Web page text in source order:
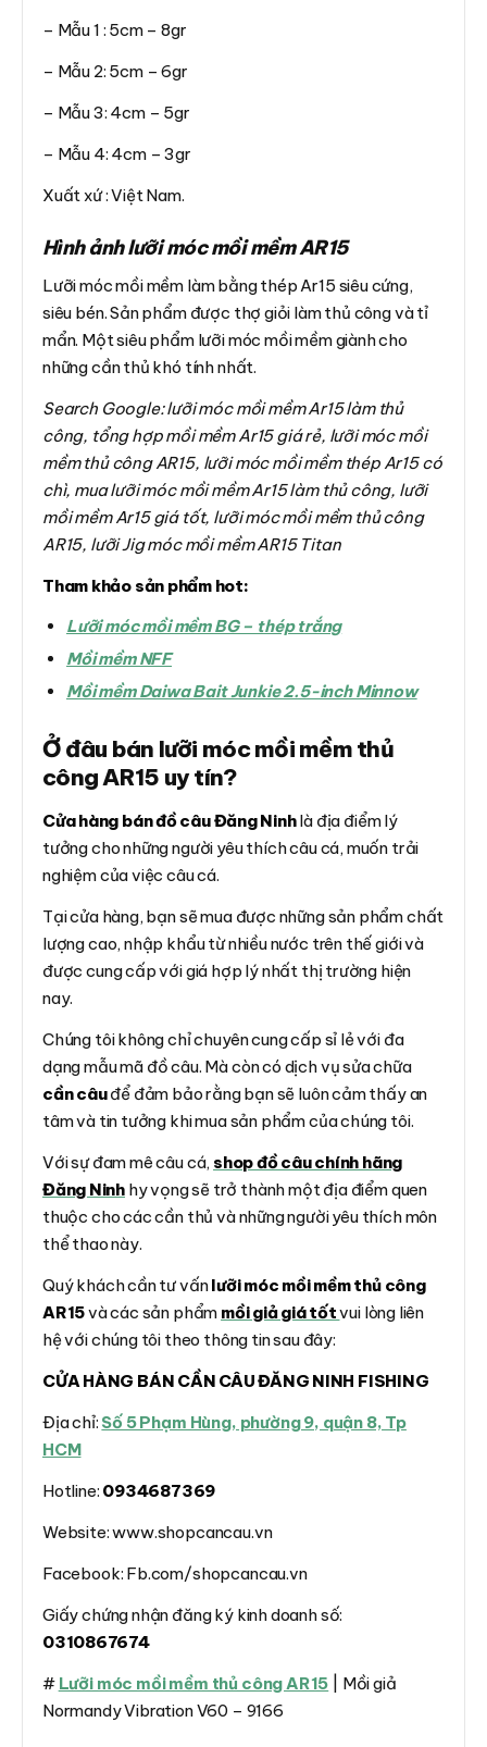
– Mẫu 1 : 5cm – 8gr
– Mẫu 2: 5cm – 6gr
– Mẫu 3: 4cm – 5gr
– Mẫu 4: 4cm – 3gr
Xuất xứ : Việt Nam.
Hình ảnh lưỡi móc mồi mềm AR15
Lưỡi móc mồi mềm làm bằng thép Ar15 siêu cứng,
siêu bén. Sản phẩm được thợ giỏi làm thủ công và tỉ
mẩn. Một siêu phẩm lưỡi móc mồi mềm giành cho
những cần thủ khó tính nhất.
Search Google: lưỡi móc mồi mềm Ar15 làm thủ
công, tổng hợp mồi mềm Ar15 giá rẻ, lưỡi móc mồi
mềm thủ công AR15, lưỡi móc mồi mềm thép Ar15 có
chì, mua lưỡi móc mồi mềm Ar15 làm thủ công, lưỡi
mồi mềm Ar15 giá tốt, lưỡi móc mồi mềm thủ công
AR15, lưỡi Jig móc mồi mềm AR15 Titan
Tham khảo sản phẩm hot:
Lưỡi móc mồi mềm BG – thép trắng
Mồi mềm NFF
Mồi mềm Daiwa Bait Junkie 2.5-inch Minnow
Ở đâu bán lưỡi móc mồi mềm thủ
công AR15 uy tín?
Cửa hàng bán đồ câu Đăng Ninhlà địa điểm lý
tưởng cho những người yêu thích câu cá, muốn trải
nghiệm của việc câu cá.
Tại cửa hàng, bạn sẽ mua được những sản phẩm chất
lượng cao, nhập khẩu từ nhiều nước trên thế giới và
được cung cấp với giá hợp lý nhất thị trường hiện
nay.
Chúng tôi không chỉ chuyên cung cấp sỉ lẻ với đa
dạng mẫu mã đồ câu. Mà còn có dịch vụ sửa chữa
cần câuđể đảm bảo rằng bạn sẽ luôn cảm thấy an
tâm và tin tưởng khi mua sản phẩm của chúng tôi.
Với sự đam mê câu cá, shop đồ câu chính hãng
Đăng Ninhhy vọng sẽ trở thành một địa điểm quen
thuộc cho các cần thủ và những người yêu thích môn
thể thao này.
Quý khách cần tư vấnlưỡi móc mồi mềm thủ công
AR15và các sản phẩm mồi giả giá tốtvui lòng liên
hệ với chúng tôi theo thông tin sau đây:
CỬA HÀNG BÁN CẦN CÂU ĐĂNG NINH FISHING
Địa chỉ: Số 5 Phạm Hùng, phường 9, quận 8, Tp
HCM
Hotline: 0934687369
Website: www.shopcancau.vn
Facebook: Fb.com/shopcancau.vn
Giấy chứng nhận đăng ký kinh doanh số:
0310867674
# Lưỡi móc mồi mềm thủ công AR15 | Mồi giả
Normandy Vibration V60 – 9166